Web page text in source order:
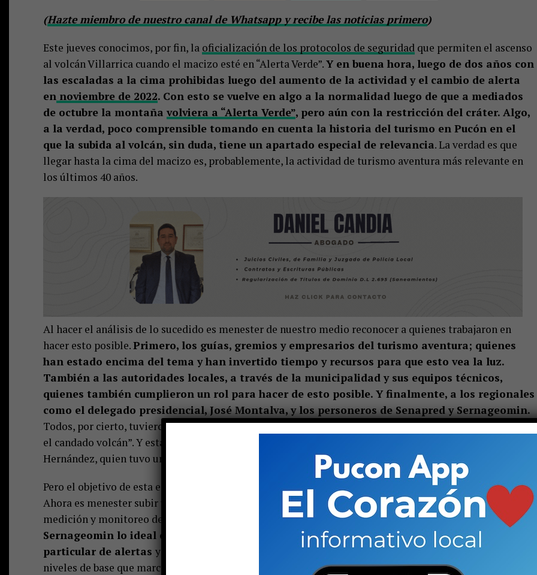
(Hazte miembro de nuestro canal de Whatsapp y recibe las noticias primero)
Este jueves conocimos, por fin, la oficialización de los protocolos de seguridad que permiten el ascenso
al volcán Villarrica cuando el macizo esté en “Alerta Verde”.Y en buena hora, luego de dos años con
las escaladas a la cima prohibidas luego del aumento de la actividad y el cambio de alerta
en noviembre de 2022. Con esto se vuelve en algo a la normalidad luego de que a mediados
de octubre la montaña volviera a “Alerta Verde”, pero aún con la restricción del cráter. Algo,
a la verdad, poco comprensible tomando en cuenta la historia del turismo en Pucón en el
que la subida al volcán, sin duda, tiene un apartado especial de relevancia. La verdad es que
llegar hasta la cima del macizo es, probablemente, la actividad de turismo aventura más relevante en
los últimos 40 años.
Al hacer el análisis de lo sucedido es menester de nuestro medio reconocer a quienes trabajaron en
hacer esto posible.Primero, los guías, gremios y empresarios del turismo aventura; quienes
han estado encima del tema y han invertido tiempo y recursos para que esto vea la luz.
También a las autoridades locales, a través de la municipalidad y sus equipos técnicos,
quienes también cumplieron un rol para hacer de esto posible. Y finalmente, a los regionales
como el delegado presidencial, José Montalva, y los personeros de Senapred y Sernageomin.
Todos, por cierto, tuvieron que ceder posiciones y aportar con ideas para lograr el objetivo de “sacarle
el candado volcán”. Y esta última frase, prácticamente, patentada por el concejal saliente Cristian
Hernández, quien tuvo una permanente insistencia en la idea de abrir la cumbre.
Pero el objetivo de esta editorial no es sólo reconocer y felicitar a quienes hicieron posible el logro.
Ahora es menester subir un peldaño y propiciar que el volcán Villarrica pueda ser sacado del sistema de
medición y monitoreo de volcanes.
Tal como lo han planteado, incluso, los expertos del
Sernageomin lo ideal es que el Villarrica —por sus características— posea un sistema
particular de alertas y medición que permita los ascensos aún cuando la actividad sea mayor a los
niveles de base que marcan la “Alerta Verde”.